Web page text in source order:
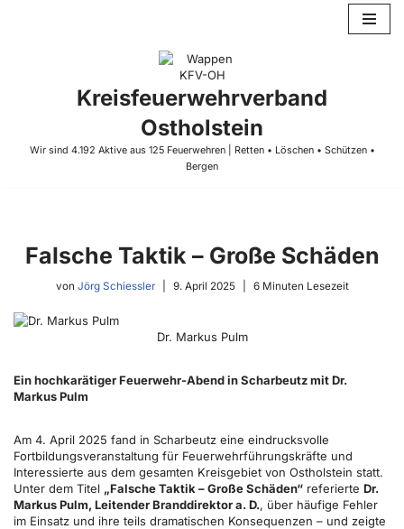
Kreisfeuerwehrverband
Ostholstein
Wir sind 4.192 Aktive aus 125 Feuerwehren | Retten • Löschen • Schützen •
Bergen
Falsche Taktik – Große Schäden
von Jörg Schiessler 9. April 2025 6 Minuten Lesezeit
Dr. Markus Pulm
Ein hochkarätiger Feuerwehr-Abend in Scharbeutz mit Dr.
Markus Pulm
Am 4. April 2025 fand in Scharbeutz eine eindrucksvolle
Fortbildungsveranstaltung für Feuerwehrführungskräfte und
Interessierte aus dem gesamten Kreisgebiet von Ostholstein statt.
Unter dem Titel „Falsche Taktik – Große Schäden“ referierte Dr.
Markus Pulm, Leitender Branddirektor a. D., über häufige Fehler
im Einsatz und ihre teils dramatischen Konsequenzen – und zeigte